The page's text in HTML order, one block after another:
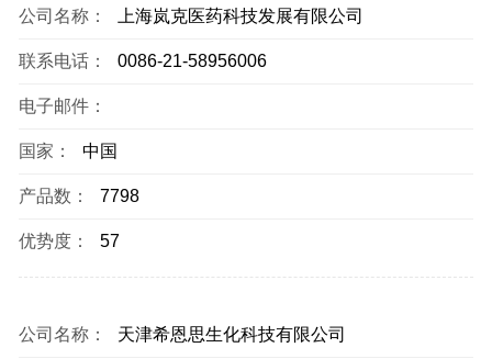
公司名称： 上海岚克医药科技发展有限公司
联系电话： 0086-21-58956006
电子邮件：
国家： 中国
产品数： 7798
优势度： 57
公司名称： 天津希恩思生化科技有限公司